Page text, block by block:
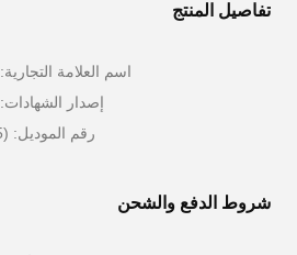
تفاصيل المنتج
اسم العلامة التجارية: HYCM TOWER CRANE
إصدار الشهادات: CE, ISO, GOST, CU-TR
رقم الموديل: QTZ80(5015) رافعة برجية
شروط الدفع والشحن